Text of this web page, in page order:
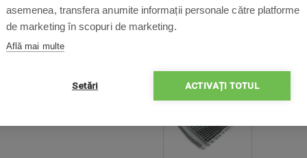
Conținut pachet
asemenea, transfera anumite informații personale către platforme
de marketing în scopuri de marketing.
Află mai multe
Setări ACTIVAȚI TOTUL